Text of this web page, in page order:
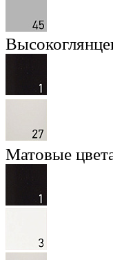
Матовые